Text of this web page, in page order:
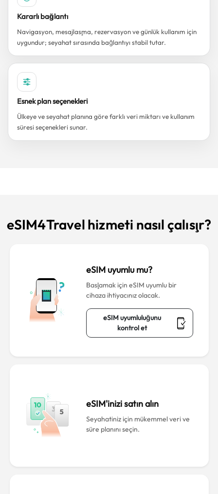
Kararlı bağlantı
Navigasyon, mesajlaşma, rezervasyon ve günlük kullanım için
uygundur; seyahat sırasında bağlantıyı stabil tutar.
Esnek plan seçenekleri
Ülkeye ve seyahat planına göre farklı veri miktarı ve kullanım
süresi seçenekleri sunar.
eSIM4Travel hizmeti nasıl çalışır?
eSIM uyumlu mu?
Başlamak için eSIM uyumlu bir
cihaza ihtiyacınız olacak.
eSIM uyumluluğunu
kontrol et
eSIM'inizi satın alın
Seyahatiniz için mükemmel veri ve
süre planını seçin.